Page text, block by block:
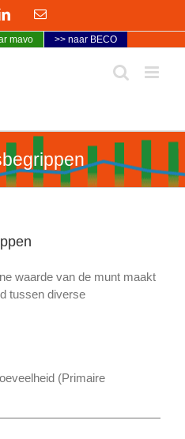
LinkedInE-
mavo >> naar BECO
waarde van de munt maakt
tussen diverse
(Primaire
liquiditeiten